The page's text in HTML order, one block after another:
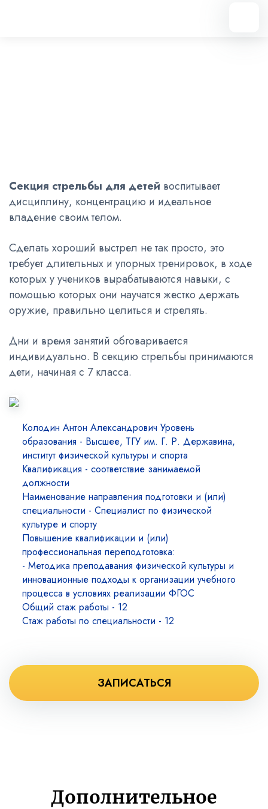
Секция стрельбы для детей воспитывает
дисциплину, концентрацию и идеальное
владение своим телом.
Сделать хороший выстрел не так просто, это
требует длительных и упорных тренировок, в ходе
которых у учеников вырабатываются навыки, с
помощью которых они научатся жестко держать
оружие, правильно целиться и стрелять.
Дни и время занятий обговаривается
индивидуально. В секцию стрельбы принимаются
дети, начиная с 7 класса.
Колодин Антон Александрович Уровень
образования - Высшее, ТГУ им. Г. Р. Державина,
институт физической культуры и спорта
Квалификация - соответствие занимаемой
должности
Наименование направления подготовки и (или)
специальности - Специалист по физической
культуре и спорту
Повышение квалификации и (или)
профессиональная переподготовка:
- Методика преподавания физической культуры и
инновационные подходы к организации учебного
процесса в условиях реализации ФГОС
Общий стаж работы - 12
Стаж работы по специальности - 12
ЗАПИСАТЬСЯ
Дополнительное